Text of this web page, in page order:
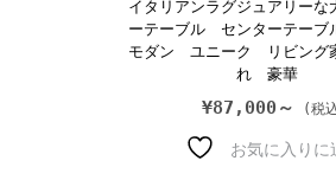
イタリアンラグジュアリーな
ーテーブル センターテー
モダン ユニーク リビング
れ 豪華
¥87,000～
お気に入りに